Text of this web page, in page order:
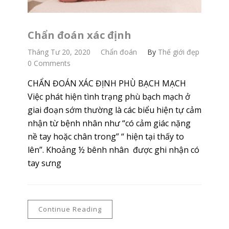
Chẩn đoán xác định
Tháng Tư 20, 2020 Chẩn đoán By Thế giới đẹp
0 Comments
CHẨN ĐOÁN XÁC ĐỊNH PHÙ BẠCH MẠCH
Việc phát hiện tình trạng phù bạch mạch ở
giai đoạn sớm thường là các biểu hiện tự cảm
nhận từ bệnh nhân như “có cảm giác nặng
nề tay hoặc chân trong” “ hiện tại thấy to
lên”. Khoảng ½ bênh nhân được ghi nhận có
tay sưng
Continue Reading